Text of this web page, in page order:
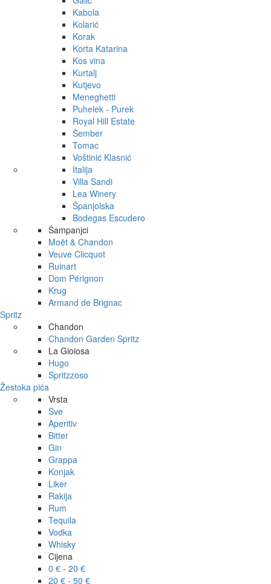
Kabola
Kolarić
Korak
Korta Katarina
Kos vina
Kurtalj
Kutjevo
Meneghetti
Puhelek - Purek
Royal Hill Estate
Šember
Tomac
Voštinić Klasnić
Italija
Villa Sandi
Lea Winery
Španjolska
Bodegas Escudero
Šampanjci
Moët & Chandon
Veuve Clicquot
Ruinart
Dom Pérignon
Krug
Armand de Brignac
Spritz
Chandon
Chandon Garden Spritz
La Gioiosa
Hugo
Spritzzoso
Žestoka pića
Vrsta
Sve
Aperitiv
Bitter
Gin
Grappa
Konjak
Liker
Rakija
Rum
Tequila
Vodka
Whisky
Cijena
0 € - 20 €
20 € - 50 €